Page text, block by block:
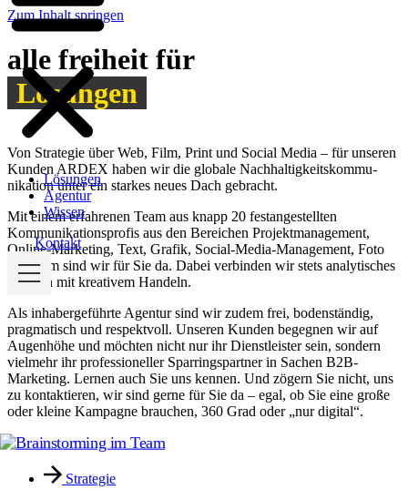
Zum Inhalt springen
Lösungen
Agentur
Wissen
Kontakt
alle freiheit für
Lösungen
Von Strategie über Web, Film, Print und Social Media – für unseren
Kunden ARDEX haben wir die globale Nachhaltigkeits­kommu­
nikation unter ein starkes neues Dach gebracht.
Mit einem erfahrenen Team aus knapp 20 festangestellten
Kommunikationsprofis aus den Bereichen Projektmanagement,
Online-Marketing, Text, Grafik, Social-Media-Management, Foto
und Film sind wir für Sie da. Dabei verbinden wir stets analytisches
Denken mit kreativem Handeln.
Als inhabergeführte Agentur sind wir zudem frei, bodenständig,
pragmatisch und respektvoll. Unseren Kunden begegnen wir auf
Augenhöhe und möchten nicht nur ihr Dienstleister sein, sondern
vielmehr ihr professioneller Sparringspartner in Sachen B2B-
Marketing. Lernen auch Sie uns kennen. Und zögern Sie nicht, uns
zu kontaktieren, wir sind gerne für Sie da – egal, ob Sie eine große
oder kleine Kampagne brauchen, 360 Grad oder „nur digital“.
Strategie